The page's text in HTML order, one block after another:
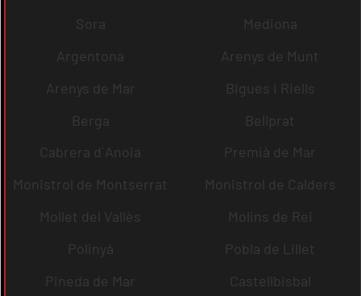
Sora
Mediona
Argentona
Arenys de Munt
Arenys de Mar
Bigues i Riells
Berga
Bellprat
Cabrera d´Anoia
Premià de Mar
Monistrol de Montserrat
Monistrol de Calders
Mollet del Vallès
Molins de Rei
Polinyà
Pobla de Lillet
Pineda de Mar
Castellbisbal